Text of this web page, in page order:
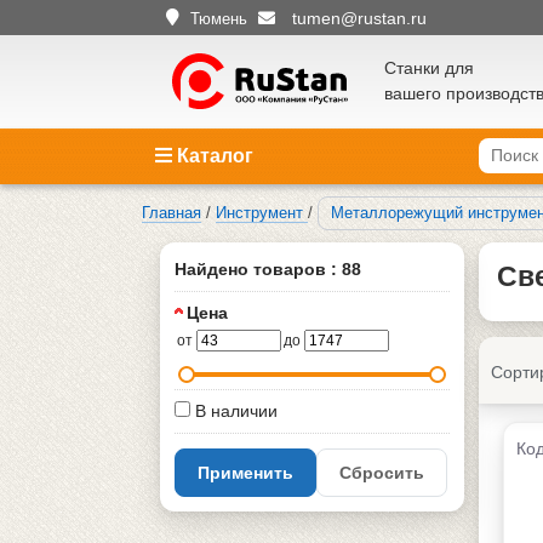
Тюмень tumen@rustan.ru
Станки для
вашего
Каталог
Главная / Инструмент / Металлорежущий
Найдено товаров : 88
Цена
от до
В наличии
Применить Сбросить